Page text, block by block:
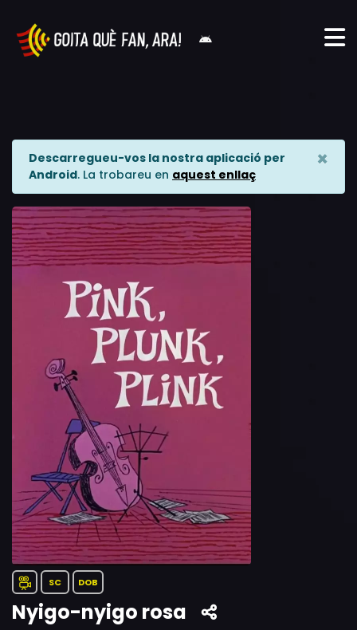
Descarregueu-vos la nostra aplicació per
Android. La trobareu en aquest enllaç
×
SC DOB
Nyigo-nyigo rosa